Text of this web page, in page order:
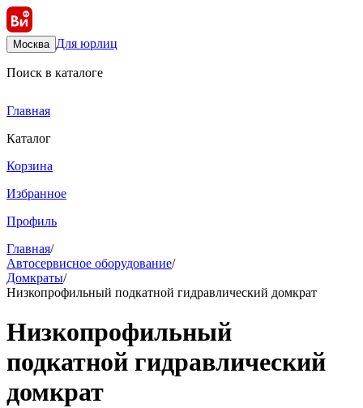
Москва Для юрлиц
Поиск в каталоге
Главная
Каталог
Корзина
Избранное
Профиль
Главная/
Автосервисное оборудование/
Домкраты/
Низкопрофильный подкатной гидравлический домкрат
Низкопрофильный
подкатной гидравлический
домкрат